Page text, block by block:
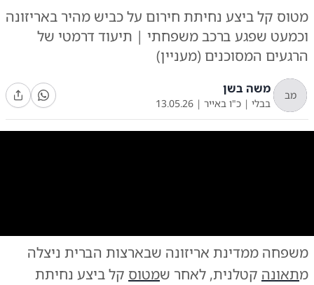
מטוס קל ביצע נחיתת חירום על כביש מהיר באריזונה
וכמעט שפגע ברכב משפחתי | תיעוד דרמטי של
הרגעים המסוכנים (מעניין)
מב משה בשן
בבלי | כ"ו באייר |
13.05.26
המפחידים שנקלטו ממצלמת הרכב |צילום:צילום: מתוך מצלמת הרכב
משפחה ממדינת אריזונה שבארצות הברית ניצלה
מתאונה קטלנית, לאחר שמטוס קל ביצע נחיתת